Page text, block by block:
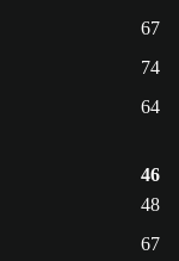
67
74
64
46
48
67